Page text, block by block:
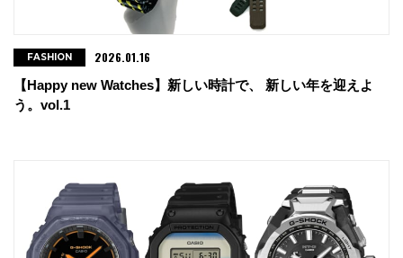
【Happy new Watches】新しい時計で、 新しい年を迎えよ
う。vol.1
FASHION 2026.01.16